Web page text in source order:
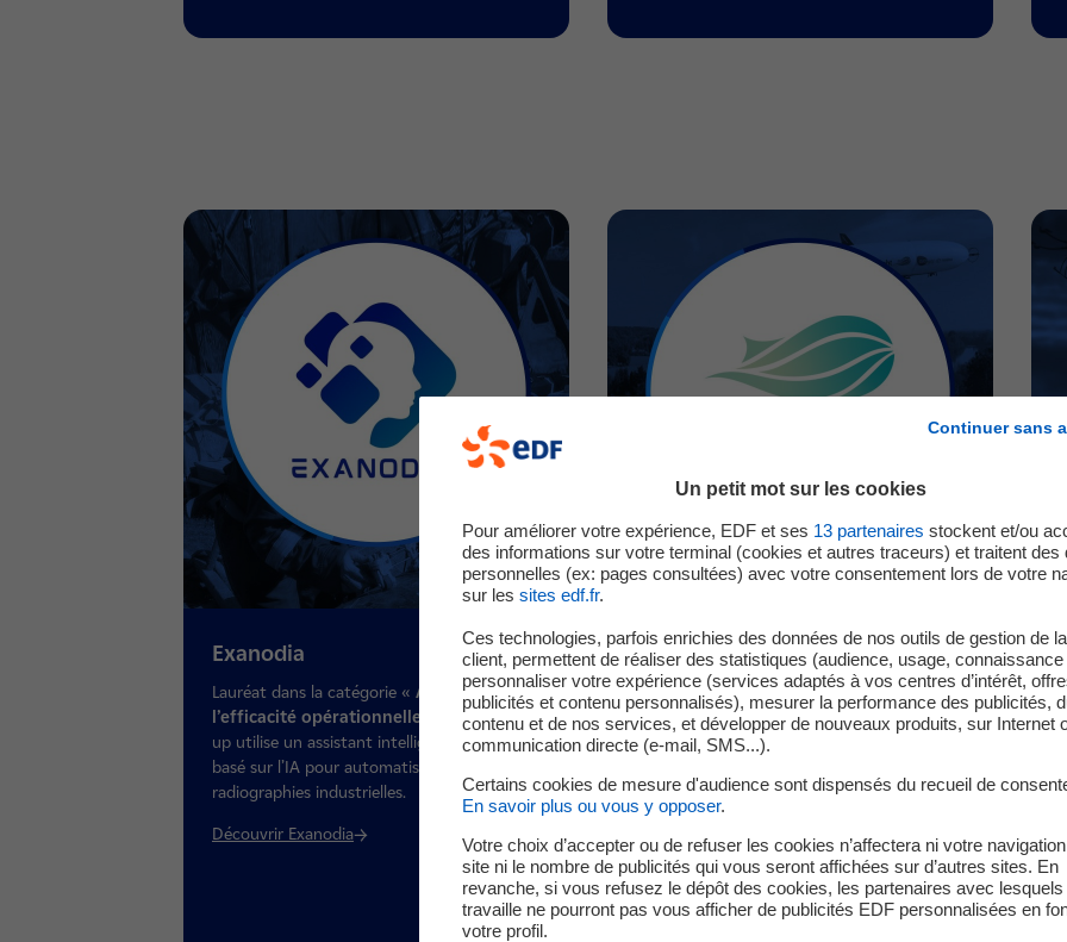
Exanodia
Lauréat dans la catégorie « Améliorer
l’efficacité opérationnelle
», cette start-
up utilise un assistant intelligent (SMART-RT)
basé sur l’IA pour automatiser l’analyse des
radiographies industrielles.
Découvrir Exanodia
HyLight
Lauréat dans la catégorie «Améliorer
l’efficacité opérationnelle», cette start-
up propose une technologie d’inspection
dirigeables électriques longue endurance,
permettant de collecter en un seul passage
toutes les données nécessaires au
diagnostic des infrastructures énergétiques.
Découvrir HyLight
Continuer sans
Un petit mot sur les cookies
Pour améliorer votre expérience, EDF et ses 13 partenaires stockent et/ou
des informations sur votre terminal (cookies et autres traceurs) et traitent des
personnelles (ex: pages consultées) avec votre consentement lors de votre
sur les sites edf.fr.
Ces technologies, parfois enrichies des données de nos outils de gestion de
client, permettent de réaliser des statistiques (audience, usage,
personnaliser votre expérience (services adaptés à vos centres d’intérêt,
publicités et contenu personnalisés), mesurer la performance des publicités,
contenu et de nos services, et développer de nouveaux produits, sur Internet
communication directe (e-mail, SMS...).
Certains cookies de mesure d'audience sont dispensés du recueil de
En savoir plus ou vous y opposer.
Votre choix d’accepter ou de refuser les cookies n’affectera ni votre
site ni le nombre de publicités qui vous seront affichées sur d’autres sites. En
revanche, si vous refusez le dépôt des cookies, les partenaires avec
travaille ne pourront pas vous afficher de publicités EDF personnalisées en
votre profil.